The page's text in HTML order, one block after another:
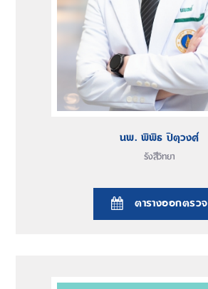
รังสีวิทยา
นพ. พิพิธ ปิตุวงศ์
ตารางออกตรวจ